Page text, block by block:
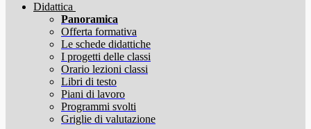
Didattica
Panoramica
Offerta formativa
Le schede didattiche
I progetti delle classi
Orario lezioni classi
Libri di testo
Piani di lavoro
Programmi svolti
Griglie di valutazione